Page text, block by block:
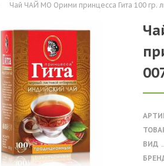
Чай ЧАЙ МО Орими принцесса Гита 100 гр.
ВИД